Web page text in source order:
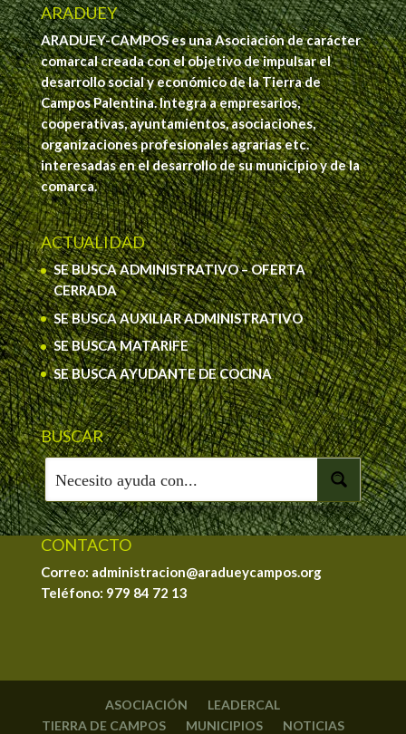
ARADUEY
ARADUEY-CAMPOS es una Asociación de carácter
comarcal creada con el objetivo de impulsar el
desarrollo social y económico de la Tierra de
Campos Palentina. Integra a empresarios,
cooperativas, ayuntamientos, asociaciones,
organizaciones profesionales agrarias etc.
interesadas en el desarrollo de su municipio y de la
comarca.
ACTUALIDAD
SE BUSCA ADMINISTRATIVO – OFERTA
CERRADA
SE BUSCA AUXILIAR ADMINISTRATIVO
SE BUSCA MATARIFE
SE BUSCA AYUDANTE DE COCINA
BUSCAR
CONTACTO
Correo: administracion@aradueycampos.org
Teléfono: 979 84 72 13
ASOCIACIÓN
LEADERCAL
TIERRA DE CAMPOS
MUNICIPIOS NOTICIAS